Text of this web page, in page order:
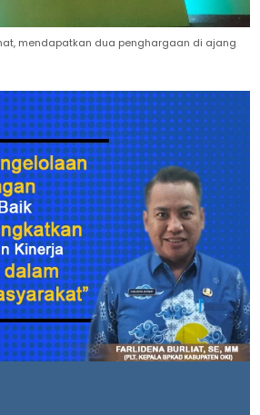
mendapatkan dua penghargaan di ajang